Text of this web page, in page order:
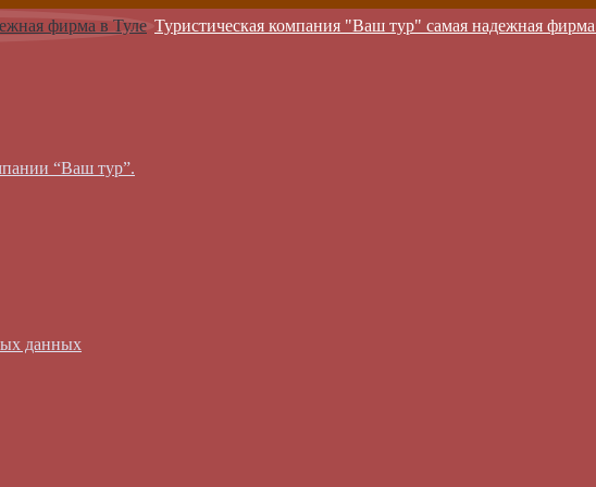
Туристическая компания "Ваш тур" самая надежная
“Ваш тур”.
данных